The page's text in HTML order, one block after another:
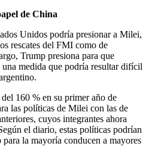
de China
Unidos podría presionar a Milei,
rescates del FMI como de
Trump presiona para que
medida que podría resultar difícil
160 % en su primer año de
las políticas de Milei con las de
cuyos integrantes ahora
el diario, estas políticas podrían
la mayoría conducen a mayores